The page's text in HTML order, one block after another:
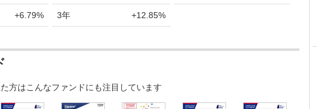
+6.79% 3年 +12.85%
方はこんなファンドにも注目しています